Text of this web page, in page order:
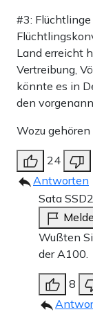
#3:
Land erreicht
Vertreibung,
könnte es in
den
Wozu gehören
24
Antworten
Sata SSD
Wußten
der A100.
8